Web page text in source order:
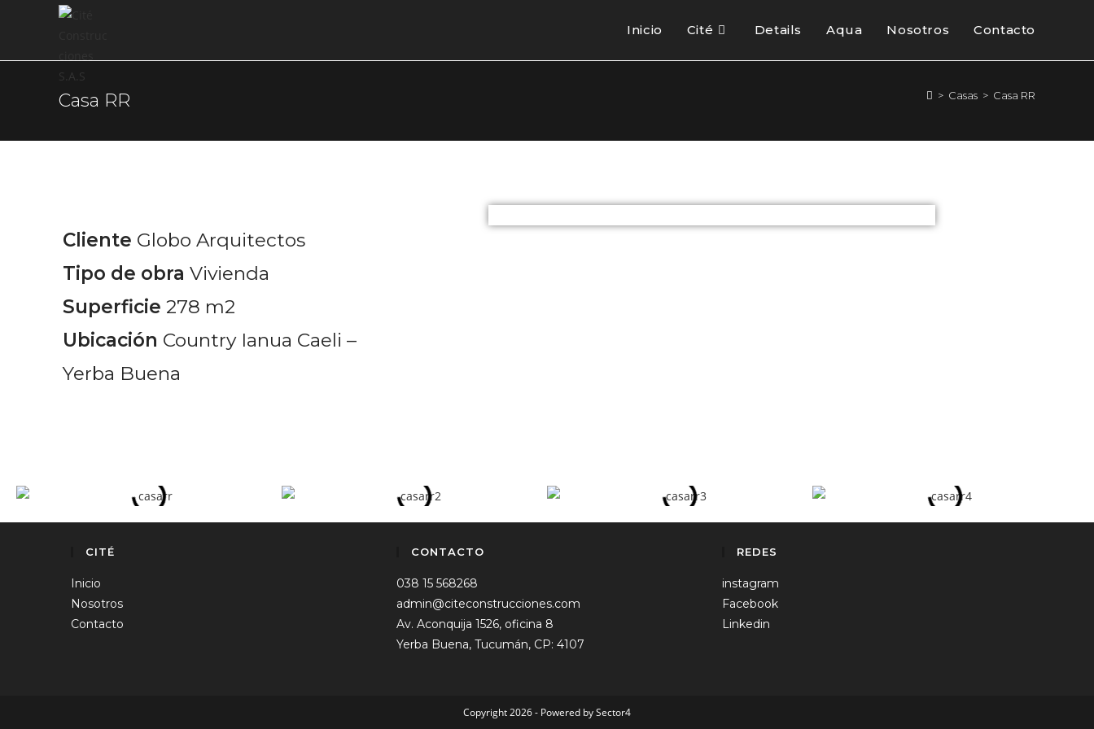
Inicio Cité Details Aqua Nosotros Contacto
Casa RR > Casas > Casa RR
Cliente Globo Arquitectos
Tipo de obra Vivienda
Superficie 278 m2
Ubicación Country Ianua Caeli –
Yerba Buena
CITÉ
Inicio
Nosotros
Contacto
CONTACTO
038 15 568268
admin@citeconstrucciones.com
Av. Aconquija 1526, oficina 8
Yerba Buena, Tucumán, CP: 4107
REDES
instagram
Facebook
Linkedin
Copyright 2026 - Powered bySector4